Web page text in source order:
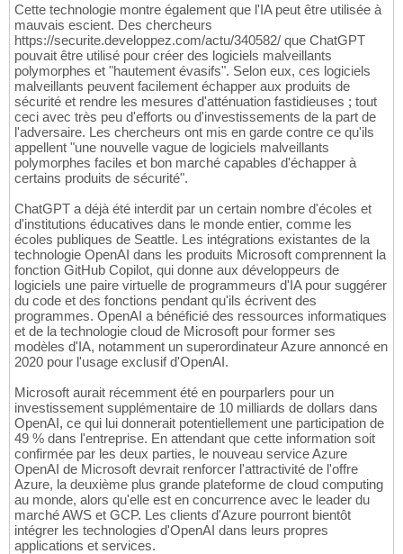
Cette technologie montre également que l'IA peut être utilisée à
mauvais escient. Des chercheurs
https://securite.developpez.com/actu/340582/ que ChatGPT
pouvait être utilisé pour créer des logiciels malveillants
polymorphes et "hautement évasifs". Selon eux, ces logiciels
malveillants peuvent facilement échapper aux produits de
sécurité et rendre les mesures d'atténuation fastidieuses ; tout
ceci avec très peu d'efforts ou d'investissements de la part de
l'adversaire. Les chercheurs ont mis en garde contre ce qu'ils
appellent "une nouvelle vague de logiciels malveillants
polymorphes faciles et bon marché capables d'échapper à
certains produits de sécurité".
ChatGPT a déjà été interdit par un certain nombre d'écoles et
d'institutions éducatives dans le monde entier, comme les
écoles publiques de Seattle. Les intégrations existantes de la
technologie OpenAI dans les produits Microsoft comprennent la
fonction GitHub Copilot, qui donne aux développeurs de
logiciels une paire virtuelle de programmeurs d'IA pour suggérer
du code et des fonctions pendant qu'ils écrivent des
programmes. OpenAI a bénéficié des ressources informatiques
et de la technologie cloud de Microsoft pour former ses
modèles d'IA, notamment un superordinateur Azure annoncé en
2020 pour l'usage exclusif d'OpenAI.
Microsoft aurait récemment été en pourparlers pour un
investissement supplémentaire de 10 milliards de dollars dans
OpenAI, ce qui lui donnerait potentiellement une participation de
49 % dans l'entreprise. En attendant que cette information soit
confirmée par les deux parties, le nouveau service Azure
OpenAI de Microsoft devrait renforcer l'attractivité de l'offre
Azure, la deuxième plus grande plateforme de cloud computing
au monde, alors qu'elle est en concurrence avec le leader du
marché AWS et GCP. Les clients d'Azure pourront bientôt
intégrer les technologies d'OpenAI dans leurs propres
applications et services.